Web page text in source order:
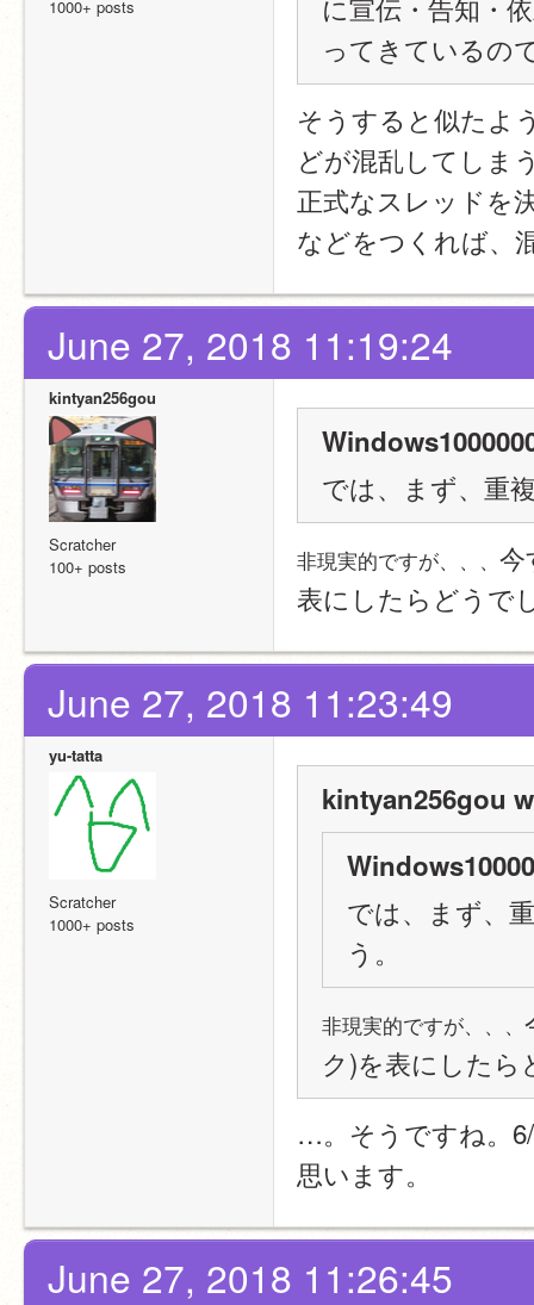
1000+ posts
ってきているの
そうすると似たよ
どが混乱してしま
正式なスレッドを
などをつくれば、
June 27, 2018 11:19:24
kintyan256gou
Scratcher
100+ posts
では、まず、重
非現実的ですが、、、 今
表にしたらどうで
June 27, 2018 11:23:49
yu-tatta
Scratcher
1000+ posts
kintyan256gou
では、まず、
う。
非現実的ですが、、、
ク)を表にした
…。そうですね。
思います。
June 27, 2018 11:26:45